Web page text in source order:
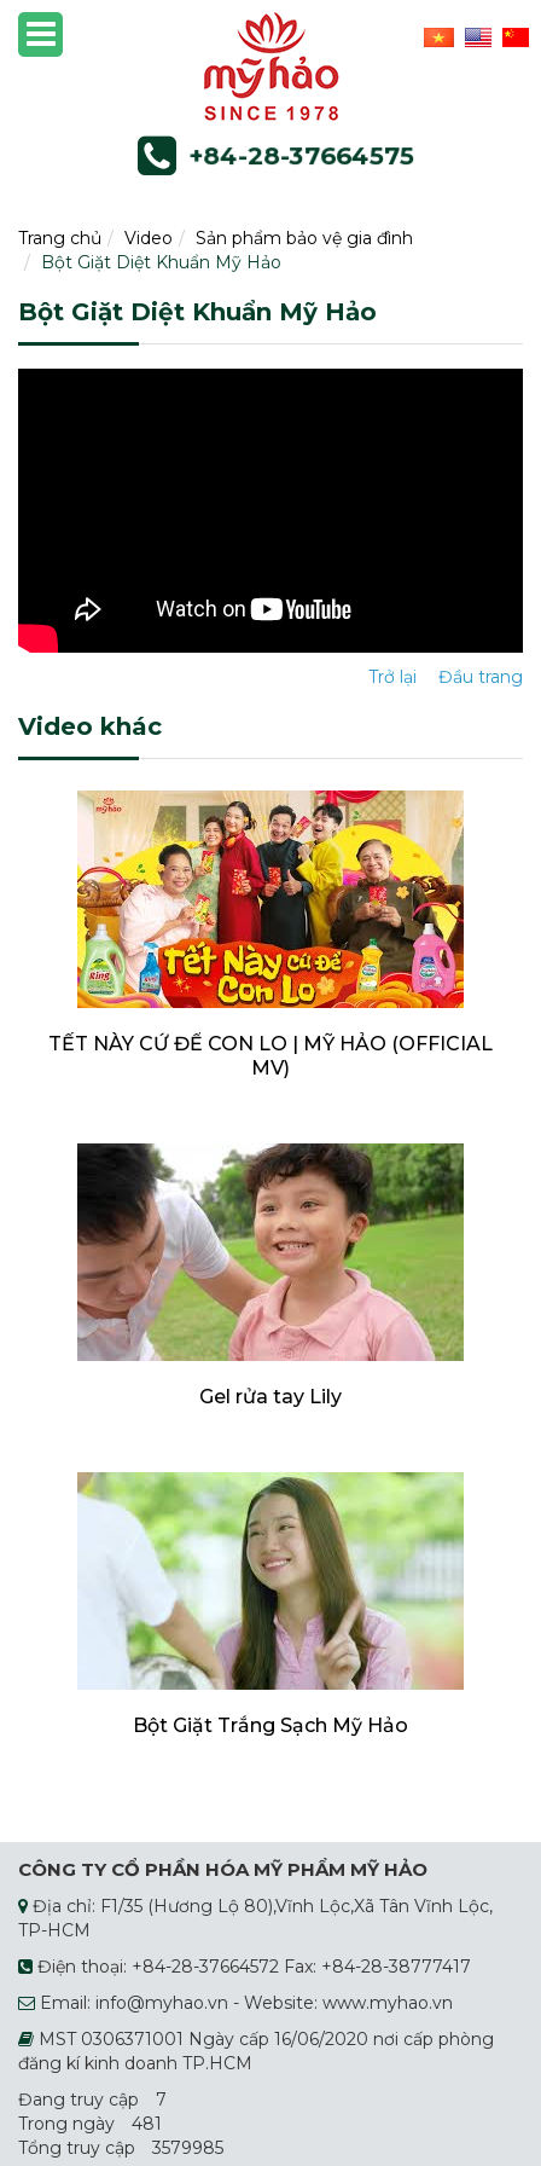
+84-28-37664575
Trang chủ Video
Sản phẩm bảo vệ gia đình
Bột Giặt Diệt Khuẩn Mỹ Hảo
Bột Giặt Diệt Khuẩn Mỹ Hảo
Trở lại Đầu trang
Video khác
TẾT NÀY CỨ ĐỂ CON LO | MỸ HẢO (OFFICIAL
MV)
Gel rửa tay Lily
Bột Giặt Trắng Sạch Mỹ Hảo
CÔNG TY CỔ PHẦN HÓA MỸ PHẨM MỸ HẢO
Địa chỉ: F1/35 (Hương Lộ 80),Vĩnh Lộc,Xã Tân Vĩnh Lộc,
TP-HCM
Điện thoại: +84-28-37664572 Fax: +84-28-38777417
Email: info@myhao.vn - Website: www.myhao.vn
MST 0306371001 Ngày cấp 16/06/2020 nơi cấp phòng
đăng kí kinh doanh TP.HCM
Đang truy cập
7
Trong ngày
481
Tổng truy cập
3579985